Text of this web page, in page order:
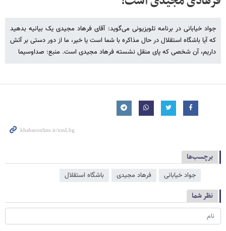
جواد خیابانی در برنامه تلویزیونی می‌گوید: آقای فرهاد مجیدی یک بیانیه بدهید
که آیا باشگاه استقلال در حال مذاکره با شما است یا خیر، ما از دور دستی بر آتش
داریم، آن شخصی که پای منقل نشسته فرهاد مجیدی است. منبع: صداوسیما
برچسب‌ها
جواد خیابانی فرهاد مجیدی باشگاه استقلال
نظر شما